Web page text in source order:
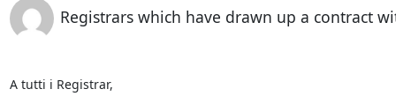
Registrars which have drawn up a contract
A tutti i Registrar,